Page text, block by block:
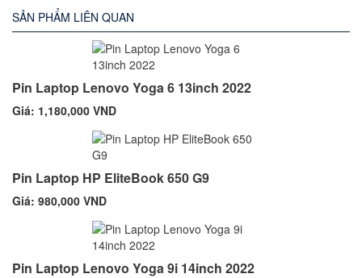
SẢN PHẨM LIÊN QUAN
Pin Laptop Lenovo Yoga 6 13inch 2022
Giá: 1,180,000 VND
Pin Laptop HP EliteBook 650 G9
Giá: 980,000 VND
Pin Laptop Lenovo Yoga 9i 14inch 2022